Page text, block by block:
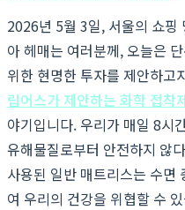
2026년 5월 3일, 서울의 쇼핑
아 헤매는 여러분께, 오늘은
위한 현명한 투자를 제안하고
립어스가 제안하는 화학 접착
야기입니다. 우리가 매일 8시
유해물질로부터 안전하지 않
사용된 일반 매트리스는 수면
여 우리의 건강을 위협할 수